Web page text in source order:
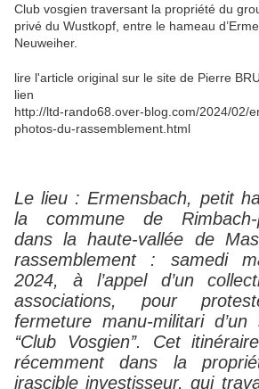
Club vosgien traversant la propriété du
privé du Wustkopf, entre le hameau
Neuweiher.
lire l'article original sur le site de Pierre
lien
http://ltd-rando68.over-blog.com/2024/02/
photos-du-rassemblement.html
Le lieu : Ermensbach, petit
la commune de Rimbach-
dans la haute-vallée de
rassemblement : samedi
2024, à l’appel d’un
associations, pour
fermeture manu-militari d’un
‘‘Club Vosgien’’. Cet
récemment dans la
irascible investisseur, qui